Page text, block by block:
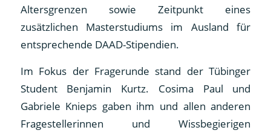
Altersgrenzen sowie Zeitpunkt eines
zusätzlichen Masterstudiums im Ausland für
entsprechende DAAD-Stipendien.
Im Fokus der Fragerunde stand der Tübinger
Student Benjamin Kurtz. Cosima Paul und
Gabriele Knieps gaben ihm und allen anderen
Fragestellerinnen und Wissbegierigen